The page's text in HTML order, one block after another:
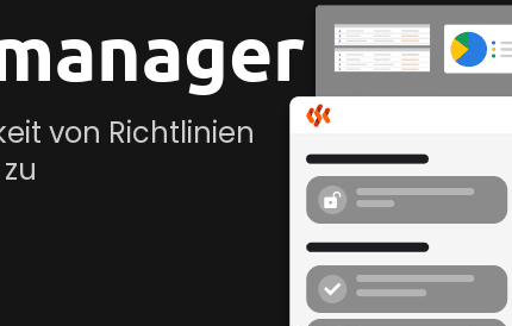
von Richtlinien